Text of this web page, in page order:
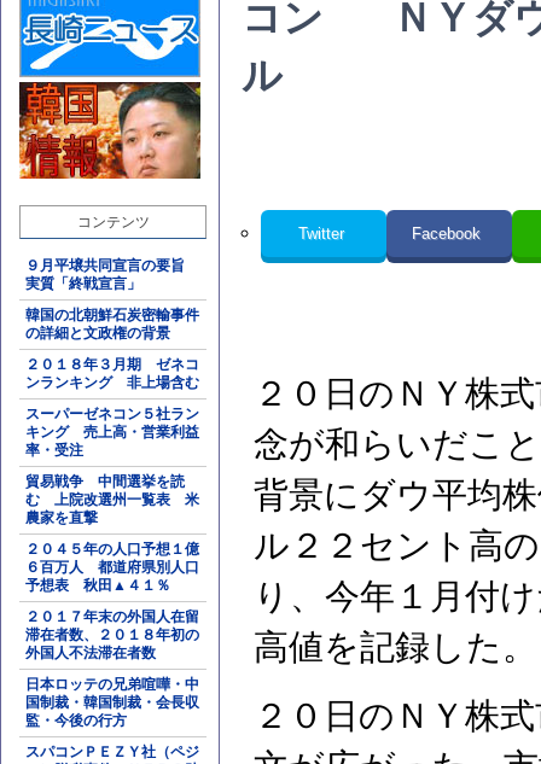
コンテンツ
９月平壌共同宣言の要旨
実質「終戦宣言」
韓国の北朝鮮石炭密輸事件
の詳細と文政権の背景
２０１８年３月期 ゼネコ
ンランキング 非上場含む
スーパーゼネコン５社ラン
キング 売上高・営業利益
率・受注
貿易戦争 中間選挙を読
む 上院改選州一覧表 米
農家を直撃
２０４５年の人口予想１億
６百万人 都道府県別人口
予想表 秋田▲４１％
２０１７年末の外国人在留
滞在者数、２０１８年初の
外国人不法滞在者数
日本ロッテの兄弟喧嘩・中
国制裁・韓国制裁・会長収
監・今後の行方
スパコンＰＥＺＹ社（ペジ
ＮＹダ
ル
Twitter Facebook
２０日のＮＹ株
念が和らいだこ
背景にダウ平均
ル２２セント高
り、今年１月付
高値を記録した。
２０日のＮＹ株